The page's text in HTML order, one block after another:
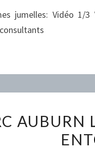
jumelles: Vidéo 1/
AUBURN